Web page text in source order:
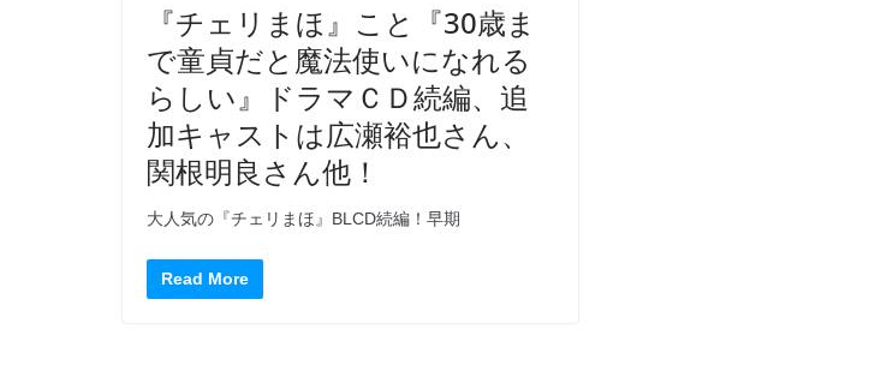
『チェリまほ』こと『30歳ま
で童貞だと魔法使いになれる
らしい』ドラマＣＤ続編、追
加キャストは広瀬裕也さん、
関根明良さん他！
大人気の『チェリまほ』BLCD続編！早期
Read More